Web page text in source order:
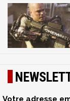
Votre adresse